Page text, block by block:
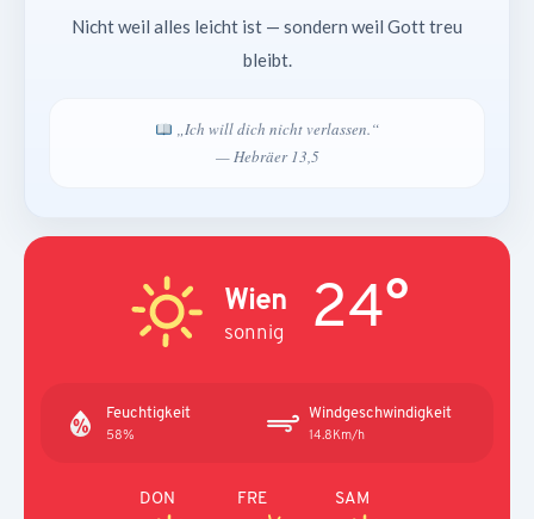
Nicht weil alles leicht ist — sondern weil Gott treu
bleibt.
„Ich will dich nicht verlassen.“
— Hebräer 13,5
Wien
sonnig 24°
Feuchtigkeit
58%
Windgeschwindigkeit
14.8Km/h
DON FRE SAM